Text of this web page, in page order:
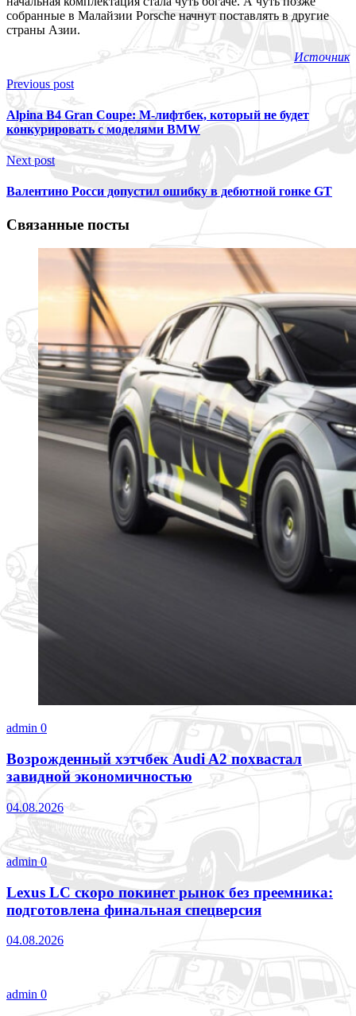
собранные в Малайзии Porsche начнут поставлять в другие
страны Азии.
Источник
Previous post
Alpina B4 Gran Coupe: M-лифтбек, который не будет
конкурировать с моделями BMW
Next post
Валентино Росси допустил ошибку в дебютной гонке GT
Связанные посты
admin 0
Возрожденный хэтчбек Audi A2 похвастал
завидной экономичностью
04.08.2026
admin0
Lexus LC скоро покинет рынок без преемника:
подготовлена финальная спецверсия
04.08.2026
admin 0